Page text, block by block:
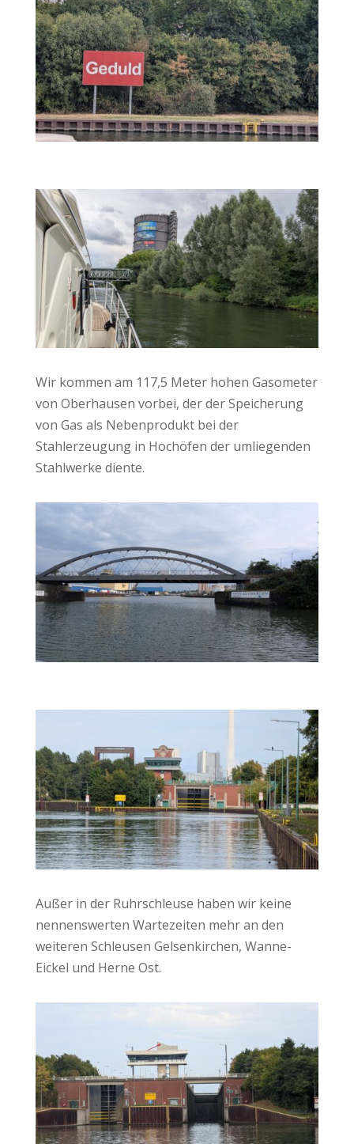
Wir kommen am 117,5 Meter hohen Gasometer
von Oberhausen vorbei, der der Speicherung
von Gas als Nebenprodukt bei der
Stahlerzeugung in Hochöfen der umliegenden
Stahlwerke diente.
Außer in der Ruhrschleuse haben wir keine
nennenswerten Wartezeiten mehr an den
weiteren Schleusen Gelsenkirchen, Wanne-
Eickel und Herne Ost.